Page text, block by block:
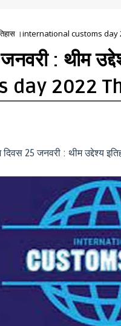
इतिहास ।international customs
: थीम
2022
दिवस 25 जनवरी : थीम उद्देश्य